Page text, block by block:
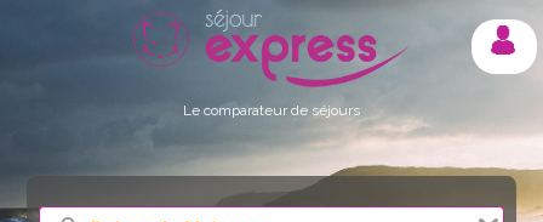
Le comparateur de séjours
Mon compte